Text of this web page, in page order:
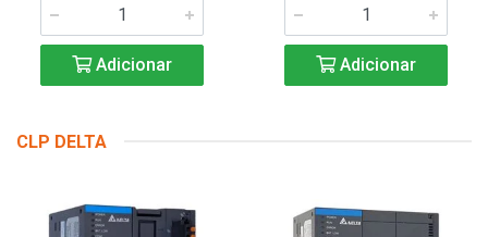
Adicionar Adicionar
CLP DELTA